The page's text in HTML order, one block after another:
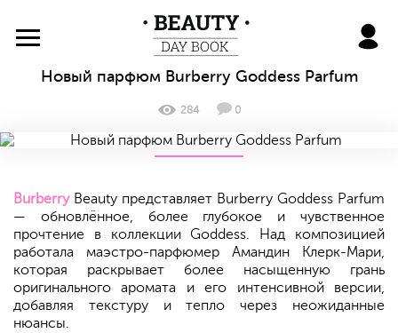
BeautyDayBook
Новый парфюм Burberry Goddess Parfum
284 0
BurberryBeauty представляет Burberry Goddess Parfum
— обновлённое, более глубокое и чувственное
прочтение в коллекции Goddess. Над композицией
работала маэстро-парфюмер Амандин Клерк-Мари,
которая раскрывает более насыщенную грань
оригинального аромата и его интенсивной версии,
добавляя текстуру и тепло через неожиданные
нюансы.